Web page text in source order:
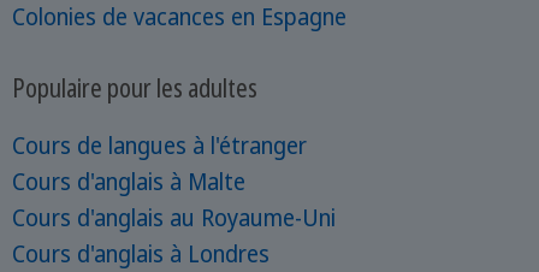
Colonies de vacances en Espagne
Populaire pour les adultes
Cours de langues à l'étranger
Cours d'anglais à Malte
Cours d'anglais au Royaume-Uni
Cours d'anglais à Londres